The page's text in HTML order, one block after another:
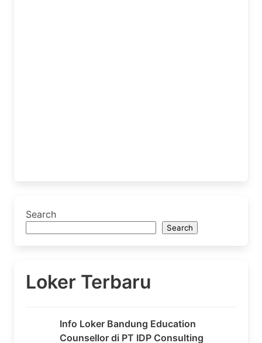
Search
Search
Loker Terbaru
Info Loker Bandung Education
Counsellor di PT IDP Consulting